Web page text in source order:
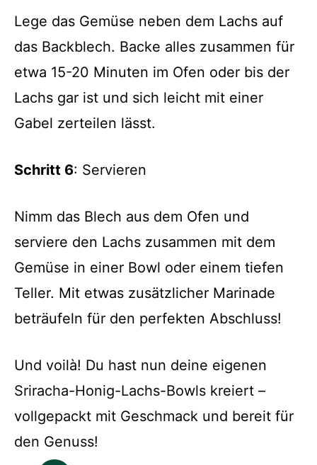
Lege das Gemüse neben dem Lachs auf
das Backblech. Backe alles zusammen für
etwa 15-20 Minuten im Ofen oder bis der
Lachs gar ist und sich leicht mit einer
Gabel zerteilen lässt.
Schritt 6: Servieren
Nimm das Blech aus dem Ofen und
serviere den Lachs zusammen mit dem
Gemüse in einer Bowl oder einem tiefen
Teller. Mit etwas zusätzlicher Marinade
beträufeln für den perfekten Abschluss!
Und voilà! Du hast nun deine eigenen
Sriracha-Honig-Lachs-Bowls kreiert –
vollgepackt mit Geschmack und bereit für
den Genuss!